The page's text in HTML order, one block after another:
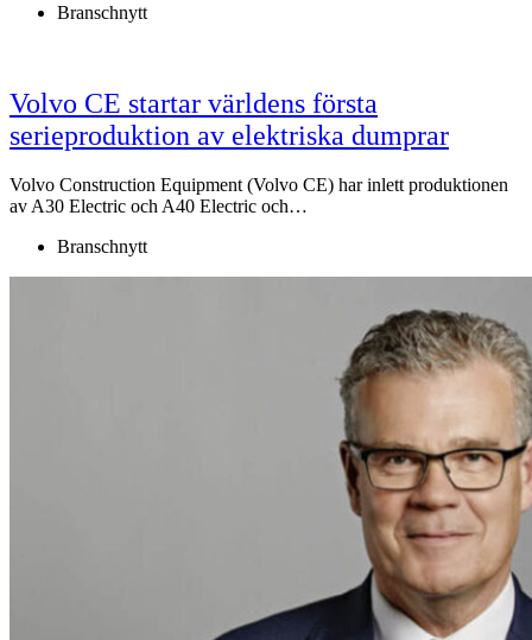
Branschnytt
Volvo CE startar världens första
serieproduktion av elektriska dumprar
Volvo Construction Equipment (Volvo CE) har inlett produktionen
av A30 Electric och A40 Electric och…
Branschnytt